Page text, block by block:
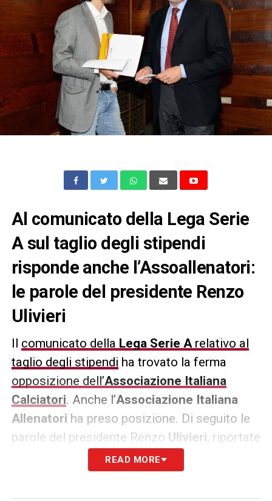
Al comunicato della Lega Serie
A sul taglio degli stipendi
risponde anche l’Assoallenatori:
le parole del presidente Renzo
Ulivieri
Il comunicato della Lega Serie Arelativo al
taglio degli stipendi ha trovato la ferma
opposizione dell’Associazione Italiana
Calciatori. Anche l’Associazione Italiana
Allenatori ha preso posizione. Di seguito le
parole del presidente Renzo Ulivieri, riportate
dal sito ufficiale dell’associazione allenatori:
La dichiarazione dellaLega Serie A
READ MORE